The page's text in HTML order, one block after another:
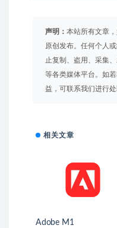
声明： 本站所有文章
原创发布。任何个人
止复制、盗用、采集
等各类媒体平台。如
益，可联系我们进行处
相关文章
Adobe M1